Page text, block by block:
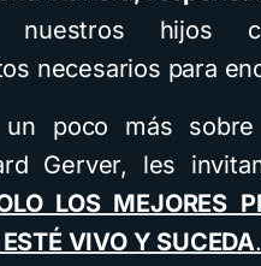
nuestros hijos
necesarios para
un poco más
Gerver, les
LOS MEJORES
VIVO Y SUCEDA.